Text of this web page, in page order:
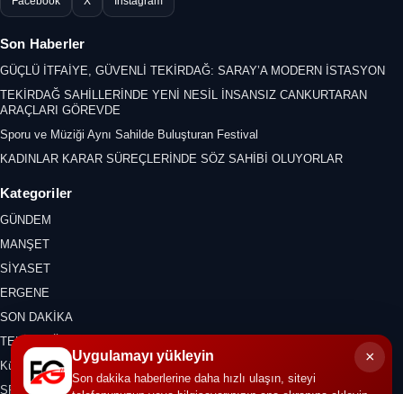
Son Haberler
GÜÇLÜ İTFAİYE, GÜVENLİ TEKİRDAĞ: SARAY’A MODERN İSTASYON
TEKİRDAĞ SAHİLLERİNDE YENİ NESİL İNSANSIZ CANKURTARAN
ARAÇLARI GÖREVDE
Sporu ve Müziği Aynı Sahilde Buluşturan Festival
KADINLAR KARAR SÜREÇLERİNDE SÖZ SAHİBİ OLUYORLAR
Kategoriler
GÜNDEM
MANŞET
SİYASET
ERGENE
SON DAKİKA
TEKİRDAĞ
Kültür Sanat
SPOR
×
Uygulamayı yükleyin
Son dakika haberlerine daha hızlı ulaşın, siteyi